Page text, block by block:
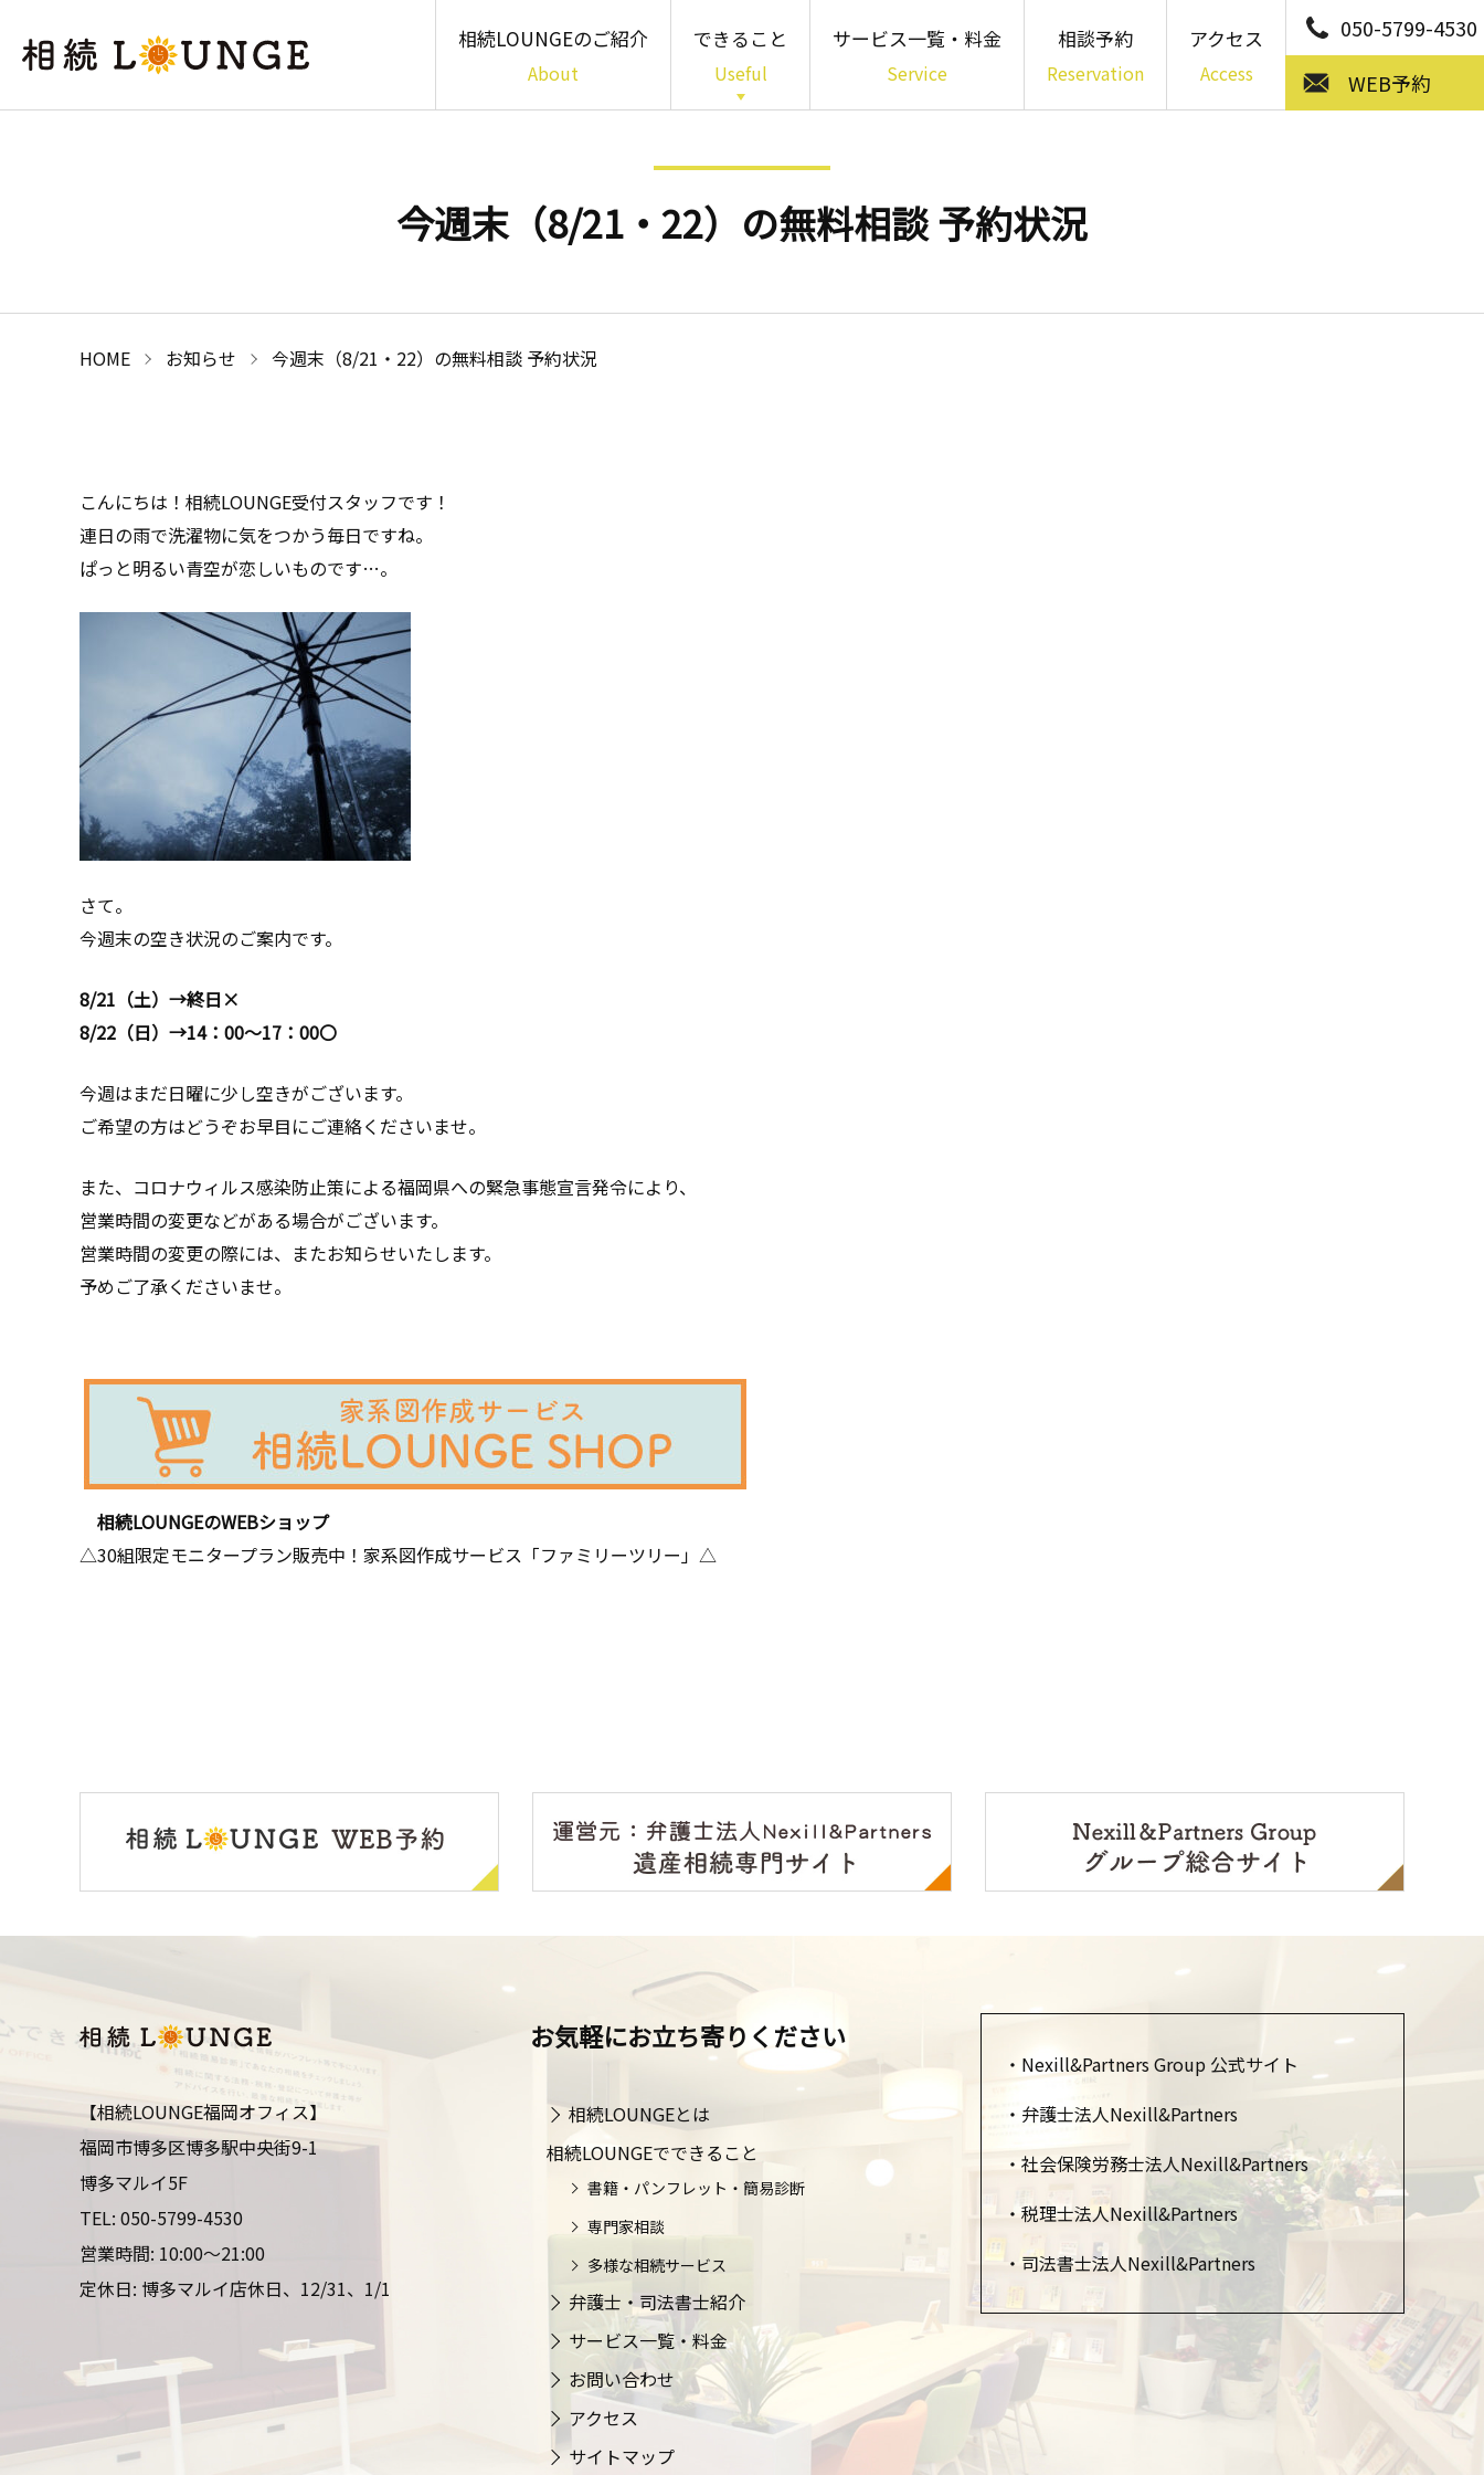
相続LOUNGEのご紹介
About
できること
Useful
「わかる」02
サービス一覧・料金
Service
相談予約
Reservation
アクセス
Access
050-5799-4530
WEB予約
今週末（8/21・22）の無料相談 予約状況
HOME お知らせ 今週末（8/21・22）の無料相談 予約状況
こんにちは！相続LOUNGE受付スタッフです！
連日の雨で洗濯物に気をつかう毎日ですね。
ぱっと明るい青空が恋しいものです…。
さて。
今週末の空き状況のご案内です。
8/21（土）→終日×
8/22（日）→14：00～17：00〇
今週はまだ日曜に少し空きがございます。
ご希望の方はどうぞお早目にご連絡くださいませ。
また、コロナウィルス感染防止策による福岡県への緊急事態宣言発令により、
営業時間の変更などがある場合がございます。
営業時間の変更の際には、またお知らせいたします。
予めご了承くださいませ。
相続LOUNGEのWEBショップ
△30組限定モニタープラン販売中！家系図作成サービス「ファミリーツリー」△
【相続LOUNGE福岡オフィス】
福岡市博多区博多駅中央街9-1
博多マルイ5F
TEL: 050-5799-4530
営業時間: 10:00～21:00
定休日: 博多マルイ店休日、12/31、1/1
お気軽にお立ち寄りください
相続LOUNGEとは
相続LOUNGEでできること
書籍・パンフレット・簡易診断
専門家相談
多様な相続サービス
弁護士・司法書士紹介
サービス一覧・料金
お問い合わせ
アクセス
サイトマップ
Nexill&Partners Group 公式サイト
弁護士法人Nexill&Partners
社会保険労務士法人Nexill&Partners
税理士法人Nexill&Partners
司法書士法人Nexill&Partners